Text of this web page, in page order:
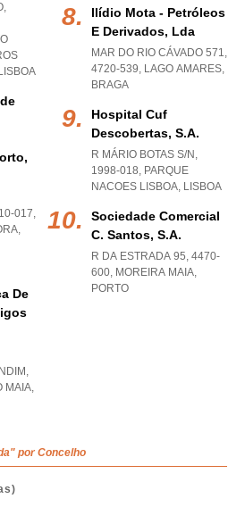
LISBOA
017,
,
De
MAIA,
Ilídio Mota - Petróleos
E Derivados, Lda
MAR DO RIO CÁVADO 571,
4720-539, LAGO AMARES,
BRAGA
Hospital Cuf
Descobertas, S.a.
R MÁRIO BOTAS S/N,
1998-018, PARQUE
NACOES LISBOA, LISBOA
Sociedade Comercial
C. Santos, S.a.
R DA ESTRADA 95, 4470-
600, MOREIRA MAIA,
PORTO
por Concelho